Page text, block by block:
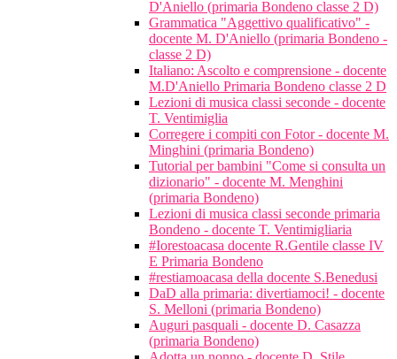
D'Aniello (primaria Bondeno classe 2 D)
Grammatica "Aggettivo qualificativo" -
docente M. D'Aniello (primaria Bondeno -
classe 2 D)
Italiano: Ascolto e comprensione - docente
M.D'Aniello Primaria Bondeno classe 2 D
Lezioni di musica classi seconde - docente
T. Ventimiglia
Corregere i compiti con Fotor - docente M.
Minghini (primaria Bondeno)
Tutorial per bambini "Come si consulta un
dizionario" - docente M. Menghini
(primaria Bondeno)
Lezioni di musica classi seconde primaria
Bondeno - docente T. Ventimigliaria
#Iorestoacasa docente R.Gentile classe IV
E Primaria Bondeno
#restiamoacasa della docente S.Benedusi
DaD alla primaria: divertiamoci! - docente
S. Melloni (primaria Bondeno)
Auguri pasquali - docente D. Casazza
(primaria Bondeno)